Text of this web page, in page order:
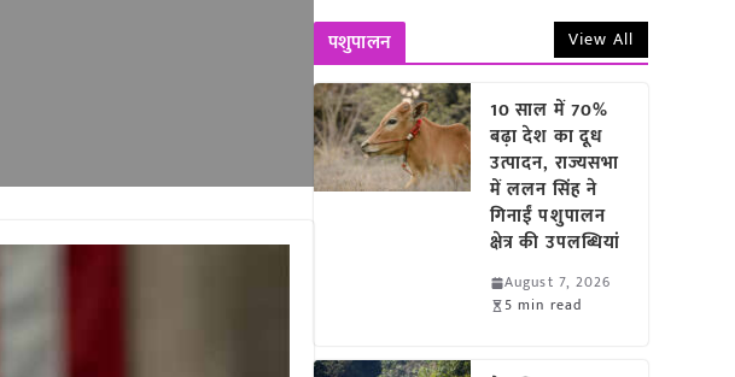
पशुपालन View All
10 साल में 70%
बढ़ा देश का दूध
उत्पादन, राज्यसभा
में ललन सिंह ने
गिनाईं पशुपालन
क्षेत्र की उपलब्धियां
August 7, 2026
5 min read